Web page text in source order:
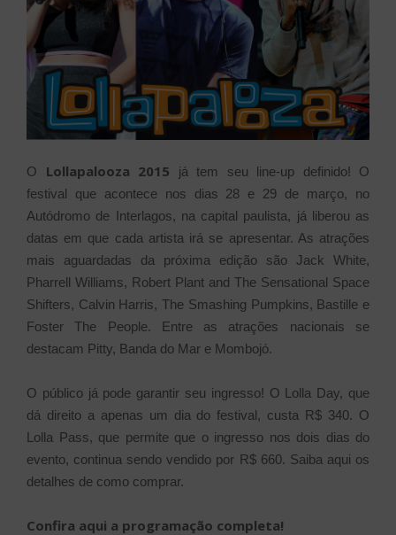
O Lollapalooza 2015 já tem seu line-up definido! O
festival que acontece nos dias 28 e 29 de março, no
Autódromo de Interlagos, na capital paulista, já liberou as
datas em que cada artista irá se apresentar. As atrações
mais aguardadas da próxima edição são Jack White,
Pharrell Williams, Robert Plant and The Sensational Space
Shifters, Calvin Harris, The Smashing Pumpkins, Bastille e
Foster The People. Entre as atrações nacionais se
destacam Pitty, Banda do Mar e Mombojó.
O público já pode garantir seu ingresso! O Lolla Day, que
dá direito a apenas um dia do festival, custa R$ 340. O
Lolla Pass, que permite que o ingresso nos dois dias do
evento, continua sendo vendido por R$ 660. Saiba aqui os
detalhes de como comprar.
Confira aqui a programação completa!